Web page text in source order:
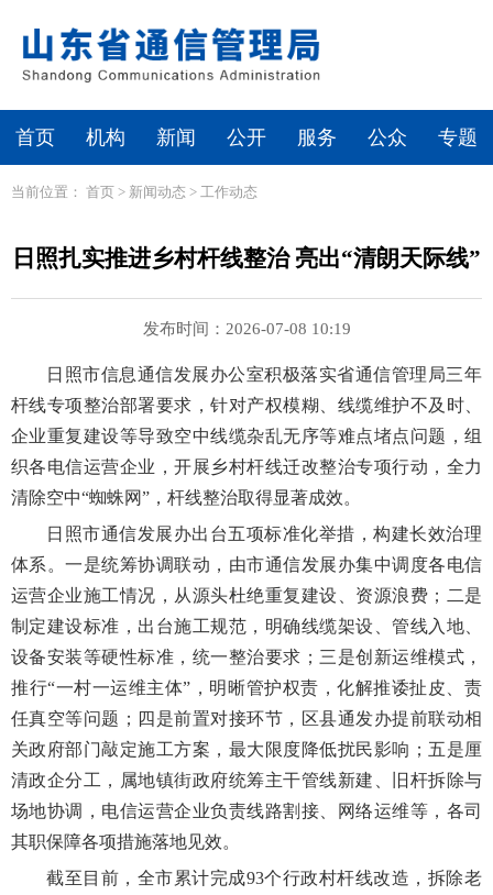
首页 机构 新闻 公开 服务 公众 专题
当前位置： 首页 > 新闻动态 > 工作动态
日照扎实推进乡村杆线整治 亮出“清朗天际线”
发布时间：2026-07-08 10:19
日照市信息通信发展办公室积极落实省通信管理局三年
杆线专项整治部署要求，针对产权模糊、线缆维护不及时、
企业重复建设等导致空中线缆杂乱无序等难点堵点问题，组
织各电信运营企业，开展乡村杆线迁改整治专项行动，全力
清除空中“蜘蛛网”，杆线整治取得显著成效。
日照市通信发展办出台五项标准化举措，构建长效治理
体系。一是统筹协调联动，由市通信发展办集中调度各电信
运营企业施工情况，从源头杜绝重复建设、资源浪费；二是
制定建设标准，出台施工规范，明确线缆架设、管线入地、
设备安装等硬性标准，统一整治要求；三是创新运维模式，
推行“一村一运维主体”，明晰管护权责，化解推诿扯皮、责
任真空等问题；四是前置对接环节，区县通发办提前联动相
关政府部门敲定施工方案，最大限度降低扰民影响；五是厘
清政企分工，属地镇街政府统筹主干管线新建、旧杆拆除与
场地协调，电信运营企业负责线路割接、网络运维等，各司
其职保障各项措施落地见效。
截至目前，全市累计完成93个行政村杆线改造，拆除老